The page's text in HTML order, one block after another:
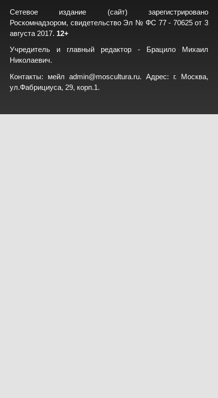
Сетевое издание (сайт) зарегистрировано
Роскомнадзором, свидетельство Эл № ФС 77 - 70625 от 3
августа 2017. 12+
Учредитель и главный редактор - Брацило Михаил
Николаевич.
Контакты: мейл admin@moscultura.ru. Адрес: г. Москва,
ул.Фабрициуса, 29, корп.1.